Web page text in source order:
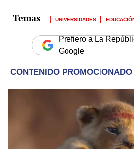
UNIVERSIDADES
Prefiero a La
Google